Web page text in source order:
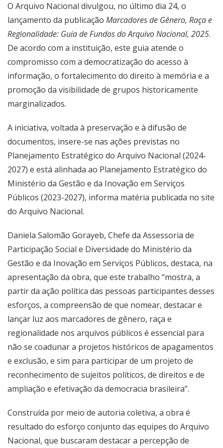
O Arquivo Nacional divulgou, no último dia 24, o
lançamento da publicação Marcadores de Gênero, Raça e
Regionalidade: Guia de Fundos do Arquivo Nacional, 2025.
De acordo com a instituição, este guia atende o
compromisso com a democratização do acesso à
informação, o fortalecimento do direito à memória e a
promoção da visibilidade de grupos historicamente
marginalizados.
A iniciativa, voltada à preservação e à difusão de
documentos, insere-se nas ações previstas no
Planejamento Estratégico do Arquivo Nacional (2024-
2027) e está alinhada ao Planejamento Estratégico do
Ministério da Gestão e da Inovação em Serviços
Públicos (2023-2027), informa matéria publicada no site
do Arquivo Nacional.
Daniela Salomão Gorayeb, Chefe da Assessoria de
Participação Social e Diversidade do Ministério da
Gestão e da Inovação em Serviços Públicos, destaca, na
apresentação da obra, que este trabalho “mostra, a
partir da ação política das pessoas participantes desses
esforços, a compreensão de que nomear, destacar e
lançar luz aos marcadores de gênero, raça e
regionalidade nos arquivos públicos é essencial para
não se coadunar a projetos históricos de apagamentos
e exclusão, e sim para participar de um projeto de
reconhecimento de sujeitos políticos, de direitos e de
ampliação e efetivação da democracia brasileira”.
Construída por meio de autoria coletiva, a obra é
resultado do esforço conjunto das equipes do Arquivo
Nacional, que buscaram destacar a percepção de